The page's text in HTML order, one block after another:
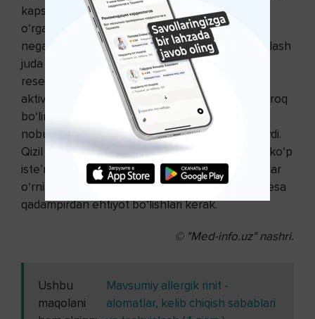
kapsaitsinning ko‘krak bezi saratonidagi rolini
o‘rganib chiqishdi.Eksperiment uchun uchta
negativ o‘smalar turi tanlangan edi - ularni davolash
juda qiyin va prognozi yomon. Olimlar TRPV1
reseptorni kapsaitsin yordamida 9 holatda
aktivlashtirishdi. Natijada o‘sma hujayralari sekinroq
bo‘lina boshlashdi, ximiodorilar ta’sirida ko‘proq
nobud bo‘lishdi, metastazlash hususiyati kamaydi.
Qizil qalampir ko‘p holatldarda foydali, lekin uni ko‘p
iste’mol qilisham yaxshi emas. Kasalliklarda
dorilar
o‘rnini bosa olmaydi. Oshqozini xasta bemorlar esa
qadampirdan ehtiyot bo‘lishlari kerak.
© "Med-info.uz" nashri.
Ushbu
maqolani
Mavsumiy allergik rinit -
alomatlar, kelib chiqish sabablari